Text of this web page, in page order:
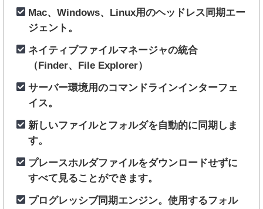
Mac、Windows、Linux用のヘッドレス同期エー
ジェント。
ネイティブファイルマネージャの統合
（Finder、File Explorer）
サーバー環境用のコマンドラインインターフェ
イス。
新しいファイルとフォルダを自動的に同期しま
す。
プレースホルダファイルをダウンロードせずに
すべて見ることができます。
プログレッシブ同期エンジン。使用するフォル